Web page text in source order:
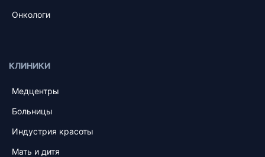
Онкологи
КЛИНИКИ
Медцентры
Больницы
Индустрия красоты
Мать и дитя